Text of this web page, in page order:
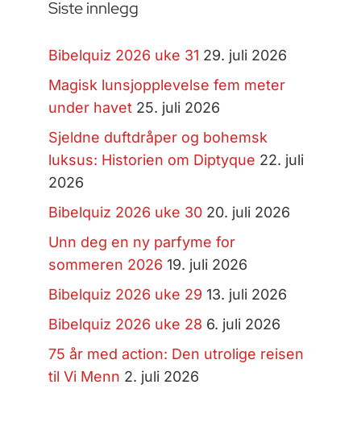
Siste innlegg
Bibelquiz 2026 uke 31 29. juli 2026
Magisk lunsjopplevelse fem meter
under havet 25. juli 2026
Sjeldne duftdråper og bohemsk
luksus: Historien om Diptyque 22. juli
2026
Bibelquiz 2026 uke 30 20. juli 2026
Unn deg en ny parfyme for
sommeren 2026 19. juli 2026
Bibelquiz 2026 uke 29 13. juli 2026
Bibelquiz 2026 uke 28 6. juli 2026
75 år med action: Den utrolige reisen
til Vi Menn 2. juli 2026